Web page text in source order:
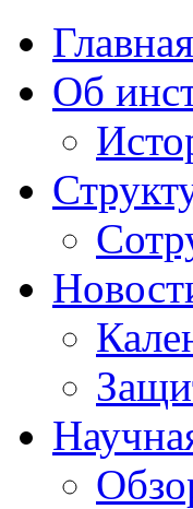
Главная
Об